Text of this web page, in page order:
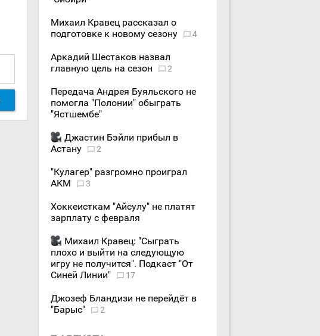
Михаил Кравец рассказал о
подготовке к новому сезону
4
Аркадий Шестаков назвал
главную цель на сезон
2
Передача Андрея Буяльского не
помогла "Полонии" обыграть
"Ястшембе"
Джастин Бэйли прибыл в
Астану
2
"Кулагер" разгромно проиграл
АКМ
3
Хоккеисткам "Айсулу" не платят
зарплату с февраля
Михаил Кравец: "Сыграть
плохо и выйти на следующую
игру не получится". Подкаст "От
Синей Линии"
17
Джозеф Бландизи не перейдёт в
"Барыс"
2